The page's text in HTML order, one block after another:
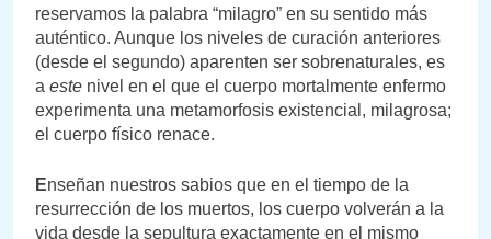
reservamos la palabra “milagro” en su sentido más
auténtico. Aunque los niveles de curación anteriores
(desde el segundo) aparenten ser sobrenaturales, es
a este nivel en el que el cuerpo mortalmente enfermo
experimenta una metamorfosis existencial, milagrosa;
el cuerpo físico renace.
Enseñan nuestros sabios que en el tiempo de la
resurrección de los muertos, los cuerpo volverán a la
vida desde la sepultura exactamente en el mismo